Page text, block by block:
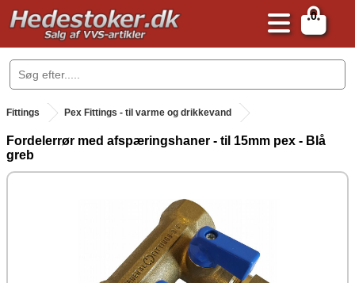
0
.
Fittings Pex Fittings - til varme og drikkevand
Fordelerrør med afspæringshaner - til 15mm pex - Blå
greb